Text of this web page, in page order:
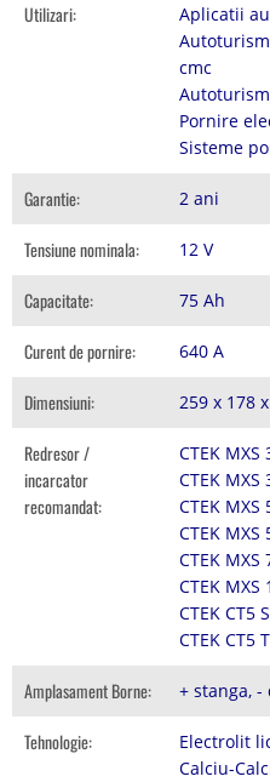
Utilizari:
Aplicatii
cmc
Pornire
Sisteme
Garantie: 2 ani
Tensiune nominala: 12 V
Capacitate: 75 Ah
Curent de pornire: 640 A
Dimensiuni: 259 x 178
Redresor /
incarcator
recomandat:
CTEK MXS
CTEK MXS
CTEK MXS
CTEK MXS
CTEK MXS
CTEK MXS
CTEK CT5
CTEK CT5
Amplasament Borne: + stanga, -
Tehnologie:
Electrolit
Calciu-